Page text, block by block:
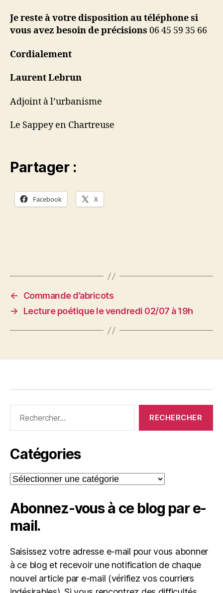
Je reste à votre disposition au téléphone si
vous avez besoin de précisions 06 45 59 35 66
Cordialement
Laurent Lebrun
Adjoint à l’urbanisme
Le Sappey en Chartreuse
Partager :
Facebook X
←
Commande d’abricots
→
Lecture poétique le vendredi 02/07 à 19h
Catégories
Catégories
Abonnez-vous à ce blog par e-
mail.
Saisissez votre adresse e-mail pour vous abonner
à ce blog et recevoir une notification de chaque
nouvel article par e-mail (vérifiez vos courriers